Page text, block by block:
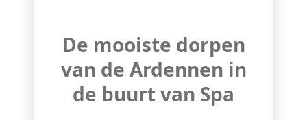
De mooiste dorpen
van de Ardennen in
de buurt van Spa